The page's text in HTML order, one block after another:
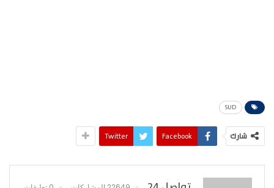
SUD
شارك Facebook
Twitter